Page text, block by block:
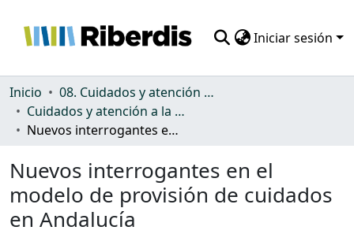
Iniciar sesión
Comunidades
Todo DSpace
Inicio
08. Cuidados y atención a la dependencia
Cuidados y atención a la dependencia
Nuevos interrogantes en el modelo de provisión de cuidados en Andalucía
Nuevos interrogantes en el
modelo de provisión de cuidados
en Andalucía